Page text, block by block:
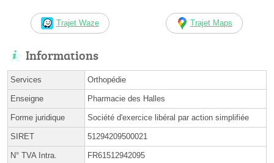
Trajet Waze Trajet Maps
Informations
Services Orthopédie
Enseigne Pharmacie des Halles
Forme juridique Société d'exercice libéral par action simplifiée
SIRET 51294209500021
N° TVA Intra. FR61512942095